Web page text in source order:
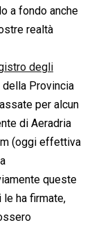
a fondo anche
realtà
degli
Provincia
per alcun
di Aeradria
(oggi effettiva
queste
ha firmate,